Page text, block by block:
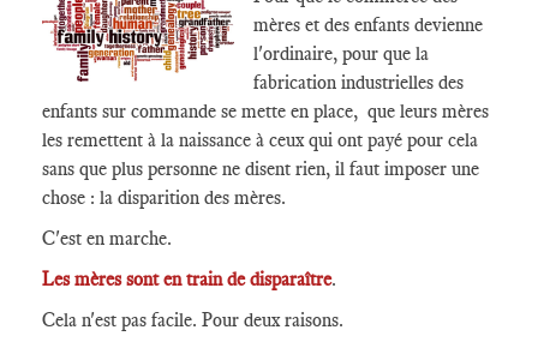
mères et des enfants devienne
l'ordinaire, pour que la
fabrication industrielles des
enfants sur commande se mette en place, que leurs mères
les remettent à la naissance à ceux qui ont payé pour cela
sans que plus personne ne disent rien, il faut imposer une
chose : la disparition des mères.
C'est en marche.
Les mères sont en train de disparaître.
Cela n'est pas facile. Pour deux raisons.